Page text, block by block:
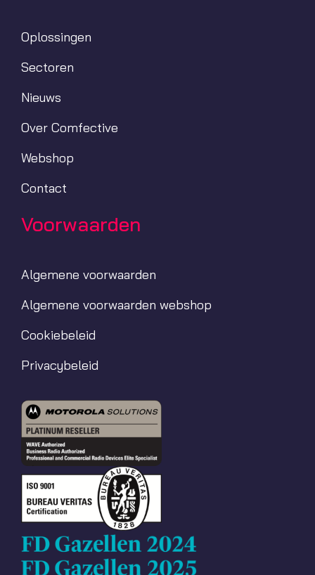
Oplossingen
Sectoren
Nieuws
Over Comfective
Webshop
Contact
Voorwaarden
Algemene voorwaarden
Algemene voorwaarden webshop
Cookiebeleid
Privacybeleid